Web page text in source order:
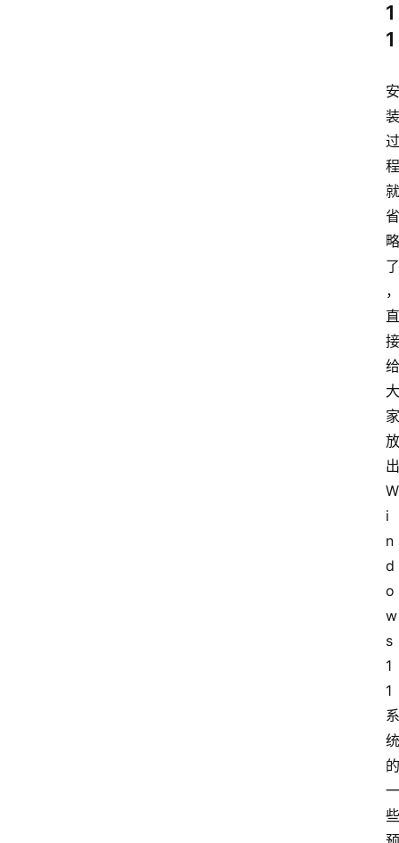
1
1
安
装
过
程
就
省
略
了
，
直
接
给
大
家
放
出
W
i
n
d
o
w
s
1
1
系
统
的
一
些